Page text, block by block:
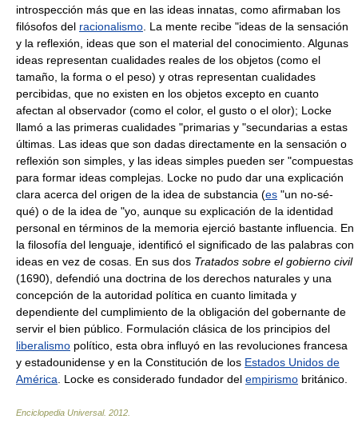
introspección más que en las ideas innatas, como afirmaban los
filósofos del racionalismo . La mente recibe "ideas de la sensación
y la reflexión, ideas que son el material del conocimiento. Algunas
ideas representan cualidades reales de los objetos (como el
tamaño, la forma o el peso) y otras representan cualidades
percibidas, que no existen en los objetos excepto en cuanto
afectan al observador (como el color, el gusto o el olor); Locke
llamó a las primeras cualidades "primarias y "secundarias a estas
últimas. Las ideas que son dadas directamente en la sensación o
reflexión son simples, y las ideas simples pueden ser "compuestas
para formar ideas complejas. Locke no pudo dar una explicación
clara acerca del origen de la idea de substancia (es "un no-sé-
qué) o de la idea de "yo, aunque su explicación de la identidad
personal en términos de la memoria ejerció bastante influencia. En
la filosofía del lenguaje, identificó el significado de las palabras con
ideas en vez de cosas. En sus dos Tratados sobre el gobierno civil
(1690), defendió una doctrina de los derechos naturales y una
concepción de la autoridad política en cuanto limitada y
dependiente del cumplimiento de la obligación del gobernante de
servir el bien público. Formulación clásica de los principios del
liberalismo político, esta obra influyó en las revoluciones francesa
y estadounidense y en la Constitución de los Estados Unidos de
América . Locke es considerado fundador del empirismo británico.
Enciclopedia Universal. 2012